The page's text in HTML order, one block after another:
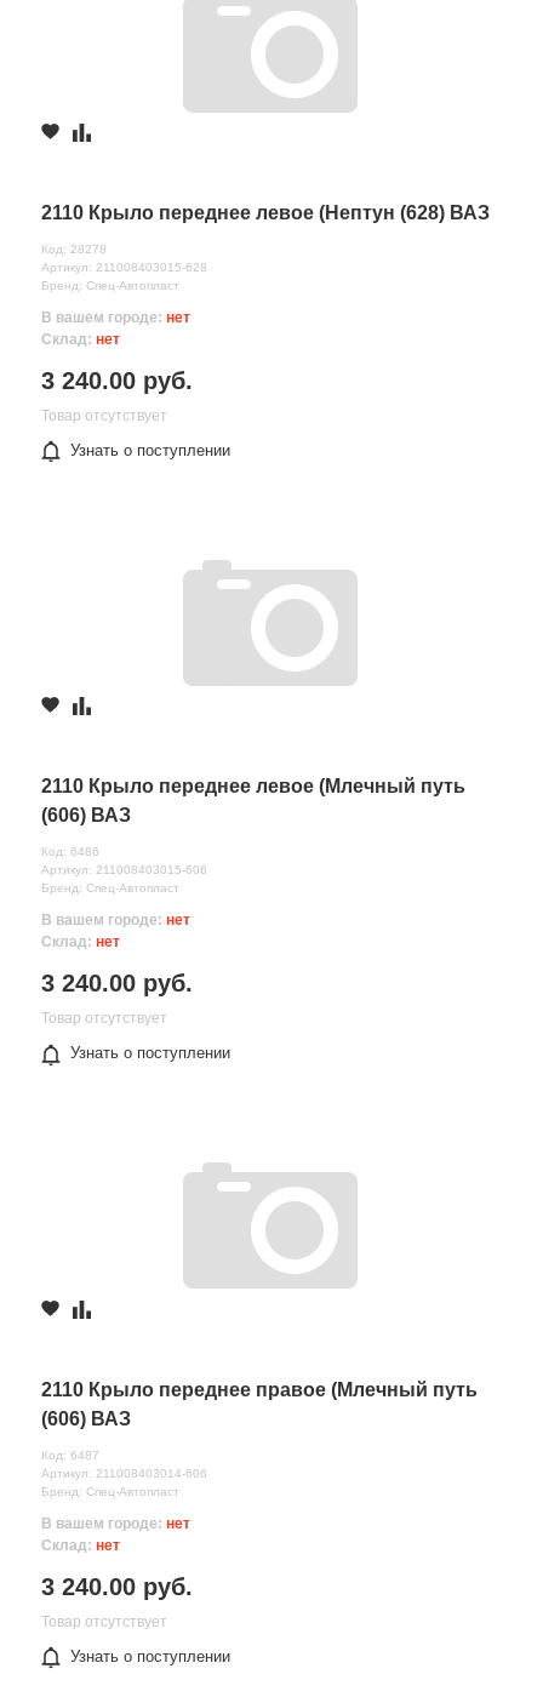
2110 Крыло переднее левое (Нептун (628) ВАЗ
Код: 28278
Артикул: 211008403015-628
Бренд: Спец-Автопласт
В вашем городе: нет
Склад: нет
3 240.00 руб.
Товар отсутствует
Узнать о поступлении
2110 Крыло переднее левое (Млечный путь
(606) ВАЗ
Код: 6486
Артикул: 211008403015-606
Бренд: Спец-Автопласт
В вашем городе: нет
Склад: нет
3 240.00 руб.
Товар отсутствует
Узнать о поступлении
2110 Крыло переднее правое (Млечный путь
(606) ВАЗ
Код: 6487
Артикул: 211008403014-606
Бренд: Спец-Автопласт
В вашем городе: нет
Склад: нет
3 240.00 руб.
Товар отсутствует
Узнать о поступлении